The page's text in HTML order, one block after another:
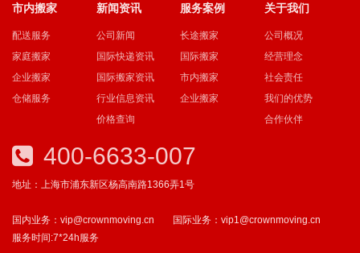
市内搬家
配送服务
家庭搬家
企业搬家
仓储服务
新闻资讯
公司新闻
国际快递资讯
国际搬家资讯
行业信息资讯
价格查询
服务案例
长途搬家
国际搬家
市内搬家
企业搬家
关于我们
公司概况
经营理念
社会责任
我们的优势
合作伙伴
400-6633-007
地址：上海市浦东新区杨高南路1366弄1号
国内业务：vip@crownmoving.cn
国际业务：vip1@crownmoving.cn
服务时间:7*24h服务